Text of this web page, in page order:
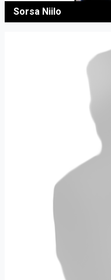
Sorsa Niilo